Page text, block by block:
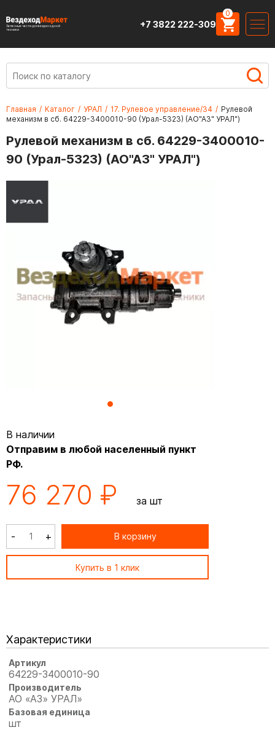
Запасные части для вездеходной
техники
+7 3822 222-309
0
Главная / Каталог / УРАЛ / 17. Рулевое управление/34 / Рулевой
механизм в сб. 64229-3400010-90 (Урал-5323) (АО"АЗ" УРАЛ")
Рулевой механизм в сб. 64229-3400010-
90 (Урал-5323) (АО"АЗ" УРАЛ")
В наличии
Отправим в любой населенный пункт
РФ.
76 270 ₽ за шт
- + В корзину
Купить в 1 клик
Характеристики
Артикул
64229-3400010-90
Производитель
АО «АЗ» УРАЛ»
Базовая единица
шт